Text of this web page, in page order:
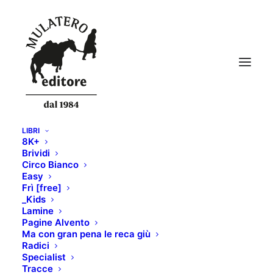
LIBRI
8K+
Brividi
Circo Bianco
Easy
Frì [free]
_Kids
Lamine
Pagine Alvento
Ma con gran pena le reca giù
Radici
Specialist
Tracce